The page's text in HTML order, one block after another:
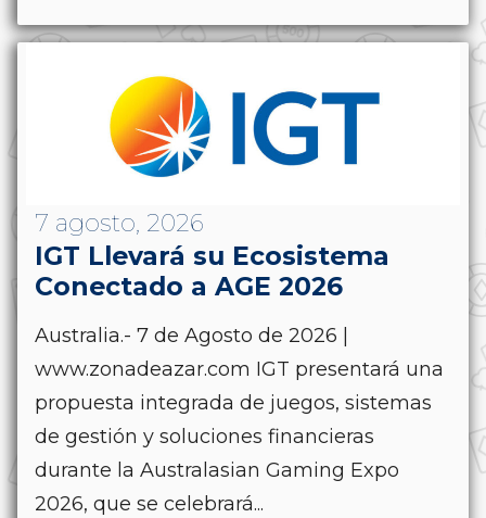
7 agosto, 2026
IGT Llevará su Ecosistema
Conectado a AGE 2026
Australia.- 7 de Agosto de 2026 |
www.zonadeazar.com IGT presentará una
propuesta integrada de juegos, sistemas
de gestión y soluciones financieras
durante la Australasian Gaming Expo
2026, que se celebrará...